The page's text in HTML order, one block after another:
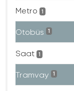
Metro 1
Otobüs 1
Saat 1
Tramvay 1